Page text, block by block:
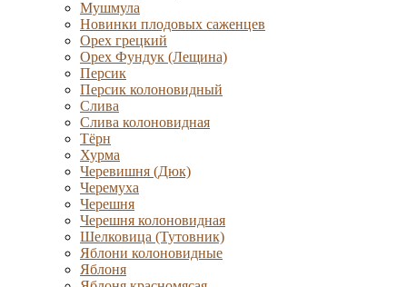
Мушмула
Новинки плодовых саженцев
Орех грецкий
Орех Фундук (Лещина)
Персик
Персик колоновидный
Слива
Слива колоновидная
Тёрн
Хурма
Черевишня (Дюк)
Черемуха
Черешня
Черешня колоновидная
Шелковица (Тутовник)
Яблони колоновидные
Яблоня